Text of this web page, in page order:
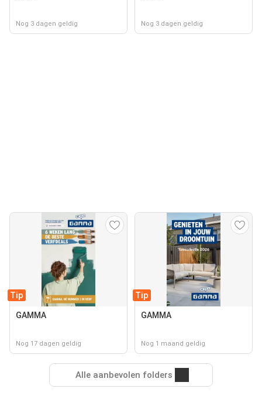
Nog 3 dagen geldig Nog 3 dagen geldig
Tip
GAMMA
Nog 17 dagen geldig
Tip
GAMMA
Nog 1 maand geldig
Alle aanbevolen folders